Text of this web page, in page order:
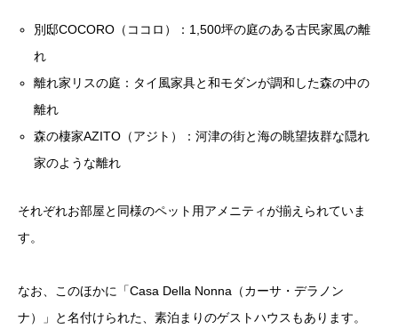
別邸COCORO（ココロ）：1,500坪の庭のある古民家風の離
れ
離れ家リスの庭：タイ風家具と和モダンが調和した森の中の
離れ
森の棲家AZITO（アジト）：河津の街と海の眺望抜群な隠れ
家のような離れ
それぞれお部屋と同様のペット用アメニティが揃えられていま
す。
なお、このほかに「Casa Della Nonna（カーサ・デラノン
ナ）」と名付けられた、素泊まりのゲストハウスもあります。